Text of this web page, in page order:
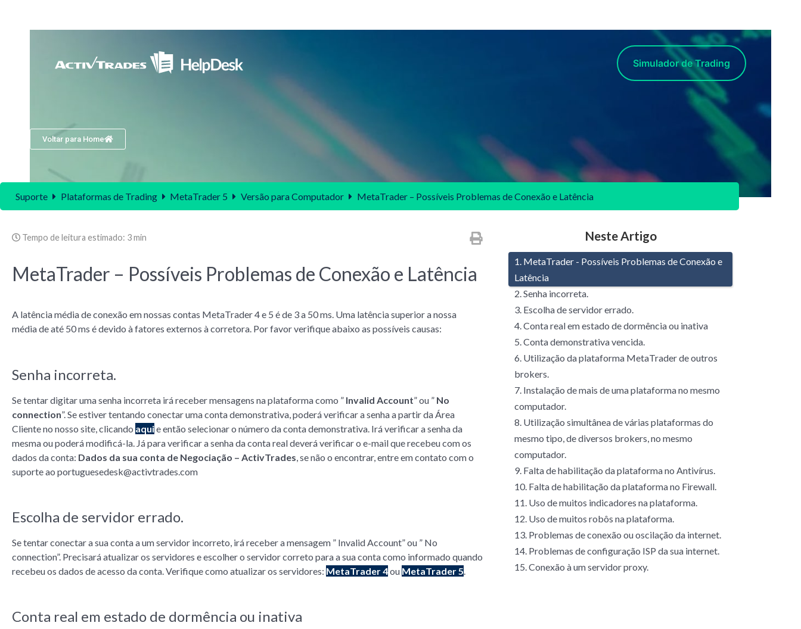
Simulador de Trading
Voltar para Home
Suporte Plataformas de Trading MetaTrader 5 Versão para Computador MetaTrader – Possíveis Problemas de Conexão e Latência
Tempo de leitura estimado: 3 min
MetaTrader – Possíveis Problemas de Conexão e Latência
A latência média de conexão em nossas contas MetaTrader 4 e 5 é de 3 a 50 ms. Uma latência superior a nossa
média de até 50 ms é devido à fatores externos à corretora. Por favor verifique abaixo as possíveis causas:
Senha incorreta.
Se tentar digitar uma senha incorreta irá receber mensagens na plataforma como ” Invalid Account” ou ” No
connection”. Se estiver tentando conectar uma conta demonstrativa, poderá verificar a senha a partir da Área
Cliente no nosso site, clicando aquie então selecionar o número da conta demonstrativa. Irá verificar a senha da
mesma ou poderá modificá-la. Já para verificar a senha da conta real deverá verificar o e-mail que recebeu com os
dados da conta: Dados da sua conta de Negociação – ActivTrades , se não o encontrar, entre em contato com o
suporte ao portuguesedesk@activtrades.com
Escolha de servidor errado.
Se tentar conectar a sua conta a um servidor incorreto, irá receber a mensagem ” Invalid Account” ou ” No
connection”. Precisará atualizar os servidores e escolher o servidor correto para a sua conta como informado quando
recebeu os dados de acesso da conta. Verifique como atualizar os servidores: MetaTrader 4ou MetaTrader 5.
Conta real em estado de dormência ou inativa
Neste Artigo
1. MetaTrader - Possíveis Problemas de Conexão e
Latência
2. Senha incorreta.
3. Escolha de servidor errado.
4. Conta real em estado de dormência ou inativa
5. Conta demonstrativa vencida.
6. Utilização da plataforma MetaTrader de outros
brokers.
7. Instalação de mais de uma plataforma no mesmo
computador.
8. Utilização simultânea de várias plataformas do
mesmo tipo, de diversos brokers, no mesmo
computador.
9. Falta de habilitação da plataforma no Antivírus.
10. Falta de habilitação da plataforma no Firewall.
11. Uso de muitos indicadores na plataforma.
12. Uso de muitos robôs na plataforma.
13. Problemas de conexão ou oscilação da internet.
14. Problemas de configuração ISP da sua internet.
15. Conexão à um servidor proxy.